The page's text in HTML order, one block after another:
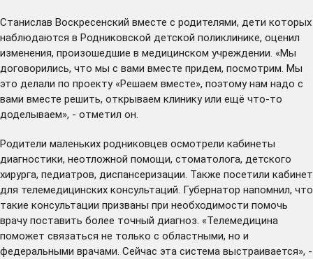
Станислав Воскресенский вместе с родителями, дети которых
наблюдаются в Родниковской детской поликлинике, оценил
изменения, произошедшие в медицинском учреждении. «Мы
договорились, что мы с вами вместе придем, посмотрим. Мы
это делали по проекту «Решаем вместе», поэтому нам надо с
вами вместе решить, открываем клинику или ещё что-то
доделываем», - отметил он.
Родители маленьких родниковцев осмотрели кабинеты
диагностики, неотложной помощи, стоматолога, детского
хирурга, педиатров, диспансеризации. Также посетили кабинет
для телемедицинских консультаций. Губернатор напомнил, что
такие консультации призваны при необходимости помочь
врачу поставить более точный диагноз. «Телемедицина
поможет связаться не только с областными, но и
федеральными врачами. Сейчас эта система выстраивается», -